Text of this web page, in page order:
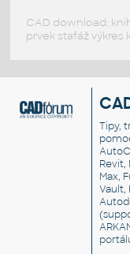
CAD download:
prvek stafáž
Tipy,
Revit,
Max,
Vault,